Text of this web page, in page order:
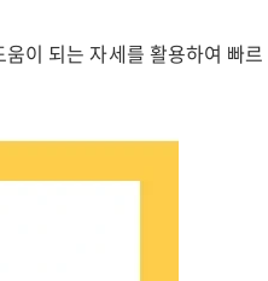
이 되는 자세를 활용하여 빠르